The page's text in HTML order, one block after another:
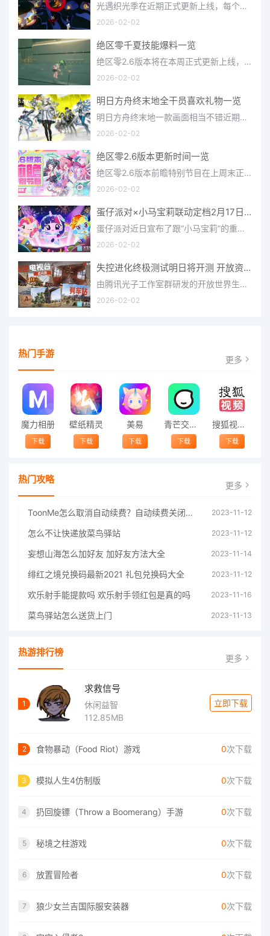
光遇织光季在近期正式更新上线，每个季节都有着许多全新内容和资讯可以让你来体验，不少刚体验的小伙伴想要知道
2026-02-02
绝区零千夏技能爆料一览
绝区零2.6版本将在本周正式更新上线，上周的前瞻直播官方给玩家们带来关于最新版本的卡池信息和相关活动内容，
2026-02-02
明日方舟终末地全干员喜欢礼物一览
明日方舟终末地一款画面相当不错近期非常火爆的大型二次元冒险游戏，这里有相当多好看的干员可以让你来抽取并
2026-02-02
绝区零2.6版本更新时间一览
绝区零2.6版本前瞻特别节目在上周末正式播出，官方给玩家们带来了许多关于最新版本的相关资讯和上线时间，不少
2026-02-02
蛋仔派对×小马宝莉联动定档2月17日 联动外观将登场
蛋仔派对近日宣布了跟“小马宝莉”的重磅联动！并且时间定档在了2月17日，此次联动将会上新很多外观，各种小马宝
2026-02-02
失控进化终极测试明日将开测 开放资格预下载已开启
由腾讯光子工作室群研发的开放世界生存进化手游《失控进化》宣布，终极测试将于明日正式开启，目前测试资格预下
2026-02-02
热门手游 更多
魔力相册
下载
壁纸精灵
下载
美易
下载
青芒交友软件官方版2021 v1.3
下载
搜狐视频app免费送会员下载安装到手机 v8.8.5
下载
热门攻略 更多
ToonMe怎么取消自动续费？自动续费关闭方法 2023-11-12
怎么不让快递放菜鸟驿站 2023-11-12
妄想山海怎么加好友 加好友方法大全 2023-11-14
绯红之境兑换码最新2021 礼包兑换码大全 2023-11-12
欢乐射手能提款吗 欢乐射手领红包是真的吗 2023-11-16
菜鸟驿站怎么送货上门 2023-11-13
热游排行榜 更多
1
求救信号
休闲益智
112.85MB
立即下载
2 食物暴动（Food Riot）游戏 0次下载
3 模拟人生4仿制版 0次下载
4 扔回旋镖（Throw a Boomerang）手游 0次下载
5 秘境之柱游戏 0次下载
6 放置冒险者 0次下载
7 狼少女兰吉国际服安装器 0次下载